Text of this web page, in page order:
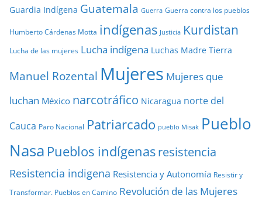
Guardia Indígena Guatemala Guerra Guerra contra los pueblos
Humberto Cárdenas Motta indígenas Justicia Kurdistan
Lucha de las mujeres Lucha indígena Luchas Madre Tierra
Manuel Rozental Mujeres Mujeres que
luchan México narcotráfico Nicaragua norte del
Cauca Paro Nacional Patriarcado pueblo Misak Pueblo
Nasa Pueblos indígenasresistencia
Resistencia indigena Resistencia y Autonomía Resistir y
Transformar. Pueblos en Camino Revolución de las Mujeres